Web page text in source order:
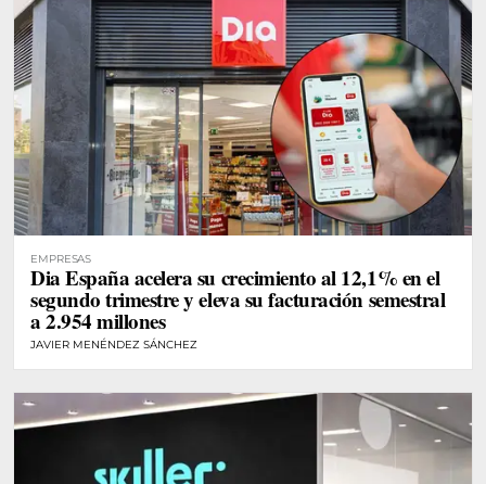
EMPRESAS
Dia España acelera su crecimiento al 12,1% en el
segundo trimestre y eleva su facturación semestral
a 2.954 millones
JAVIER MENÉNDEZ SÁNCHEZ